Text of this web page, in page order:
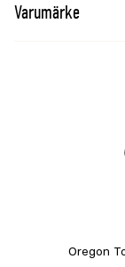
Varumärke